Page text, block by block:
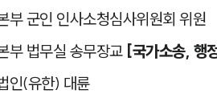
부 군인 인사소청심사위원회 위원
부 법무실 송무장교 [국가소송, 행
인(유한) 대륜